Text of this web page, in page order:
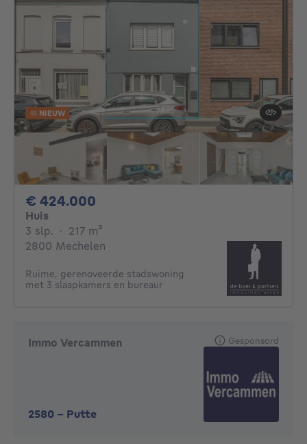
NIEUW
€ 424.000
Huis
3 slp. 3 slaapkamers
· 217 m²
2800 Mechelen
Ruime, gerenoveerde stadswoning
met 3 slaapkamers en bureaur
Immo Vercammen
2580 - Putte
Gesponsord